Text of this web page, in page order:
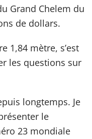
Grand Chelem du
de dollars.
1,84 mètre, s’est
les questions sur
longtemps. Je
le
23 mondiale